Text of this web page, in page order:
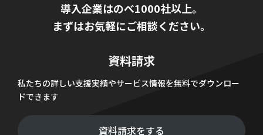
導入企業はのべ1000社以上。
まずはお気軽にご相談ください。
資料請求
私たちの詳しい支援実績やサービス情報を無料でダウンロー
ドできます
資料請求をする